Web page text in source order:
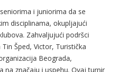
i juniorima da se
disciplinama, okupljajući
Zahvaljujući podršci
Šped, Victor, Turistička
Beograda,
značaju i uspehu. Ovaj turnir